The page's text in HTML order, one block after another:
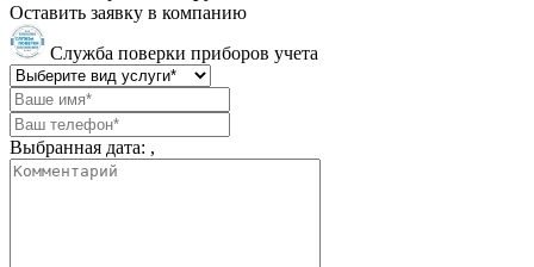
Оставить заявку в компанию
Служба поверки приборов учета
Выбранная дата: ,